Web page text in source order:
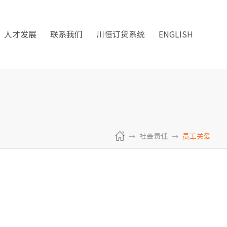
人才发展 联系我们 川恒订货系统 ENGLISH
社会责任 员工关爱